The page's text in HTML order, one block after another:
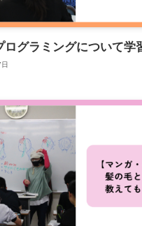
ログラミングについて学